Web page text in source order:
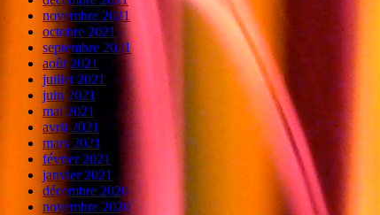
novembre 2021
octobre 2021
septembre 2021
août 2021
juillet 2021
juin 2021
mai 2021
avril 2021
mars 2021
février 2021
janvier 2021
décembre 2020
novembre 2020